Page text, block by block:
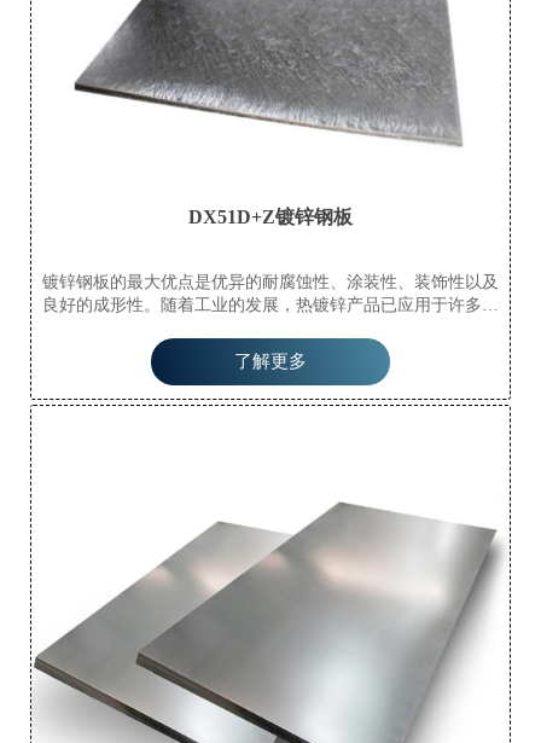
DX51D+Z镀锌钢板
镀锌钢板的最大优点是优异的耐腐蚀性、涂装性、装饰性以及
良好的成形性。随着工业的发展，热镀锌产品已应用于许多领
的防腐处理方法。广泛应用于电力塔、通信塔、铁路、公路防
护、路灯杆、船舶部件、建筑钢结构部件、变电站辅助设施、
轻工业等领域。
了解更多